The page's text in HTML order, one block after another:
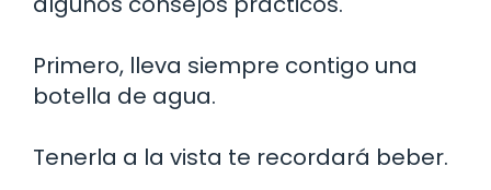
Primero, lleva siempre contigo una
botella de agua.
Tenerla a la vista te recordará beber.